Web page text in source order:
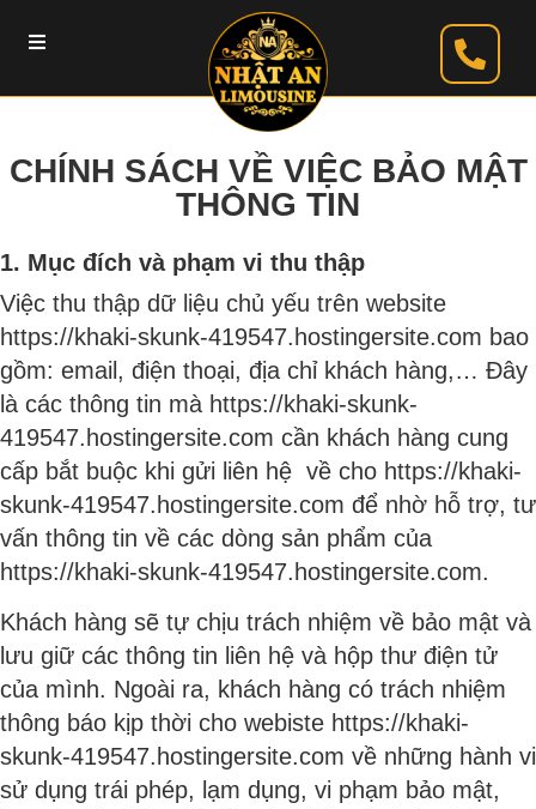
CHÍNH SÁCH VỀ VIỆC BẢO MẬT
THÔNG TIN
1. Mục đích và phạm vi thu thập
Việc thu thập dữ liệu chủ yếu trên website
https://khaki-skunk-419547.hostingersite.com bao
gồm: email, điện thoại, địa chỉ khách hàng,… Đây
là các thông tin mà https://khaki-skunk-
419547.hostingersite.com cần khách hàng cung
cấp bắt buộc khi gửi liên hệ về cho https://khaki-
skunk-419547.hostingersite.com để nhờ hỗ trợ, tư
vấn thông tin về các dòng sản phẩm của
https://khaki-skunk-419547.hostingersite.com.
Khách hàng sẽ tự chịu trách nhiệm về bảo mật và
lưu giữ các thông tin liên hệ và hộp thư điện tử
của mình. Ngoài ra, khách hàng có trách nhiệm
thông báo kịp thời cho webiste https://khaki-
skunk-419547.hostingersite.com về những hành vi
sử dụng trái phép, lạm dụng, vi phạm bảo mật,